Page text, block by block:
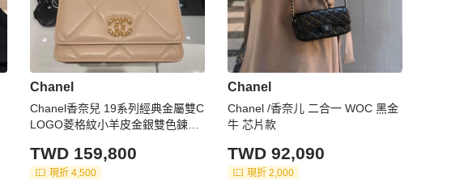
Chanel
Chanel香奈兒 19系列經典金屬雙C
LOGO菱格紋小羊皮金銀雙色鍊帶
金釦
TWD 159,800
現折 4,500
Chanel
Chanel /香奈儿 二合一 WOC 黑金
牛 芯片款
TWD 92,090
現折 2,000